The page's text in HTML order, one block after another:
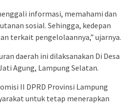
informasi, memahami dan
sosial. Sehingga, kedepan
terkait pengelolaannya,” ujarnya.
daerah ini dilaksanakan Di Desa
Agung, Lampung Selatan.
II DPRD Provinsi Lampung
untuk tetap menerapkan